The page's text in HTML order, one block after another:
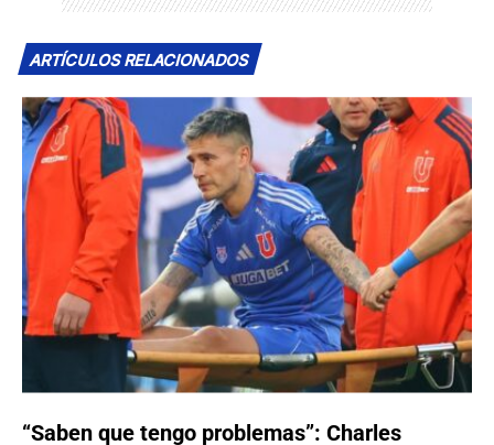
ARTÍCULOS RELACIONADOS
“Saben que tengo problemas”: Charles